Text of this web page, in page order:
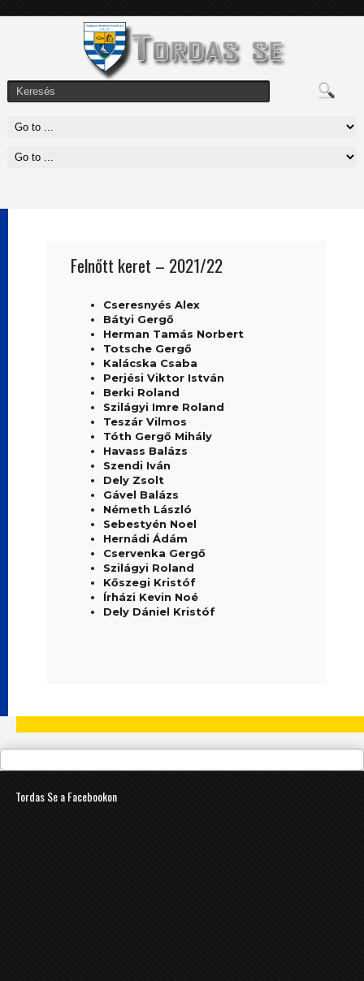
Felnőtt keret – 2021/22
Cseresnyés Alex
Bátyi Gergő
Herman Tamás Norbert
Totsche Gergő
Kalácska Csaba
Perjési Viktor István
Berki Roland
Szilágyi Imre Roland
Teszár Vilmos
Tóth Gergő Mihály
Havass Balázs
Szendi Iván
Dely Zsolt
Gável Balázs
Németh László
Sebestyén Noel
Hernádi Ádám
Cservenka Gergő
Szilágyi Roland
Kőszegi Kristóf
Írházi Kevin Noé
Dely Dániel Kristóf
Tordas Se a Facebookon